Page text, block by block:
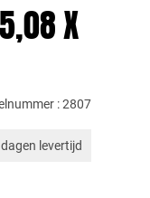
X
: 2807
levertijd